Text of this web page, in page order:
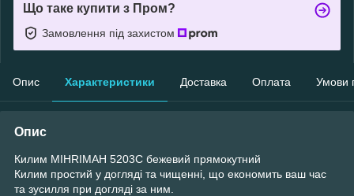
Що таке купити з Пром?
Замовлення під захистом
Опис Характеристики Доставка Оплата Умови
Опис
Килим MIHRIMAH 5203C бежевий прямокутний
Килим простий у догляді та чищенні, що економить ваш час
та зусилля при догляді за ним.